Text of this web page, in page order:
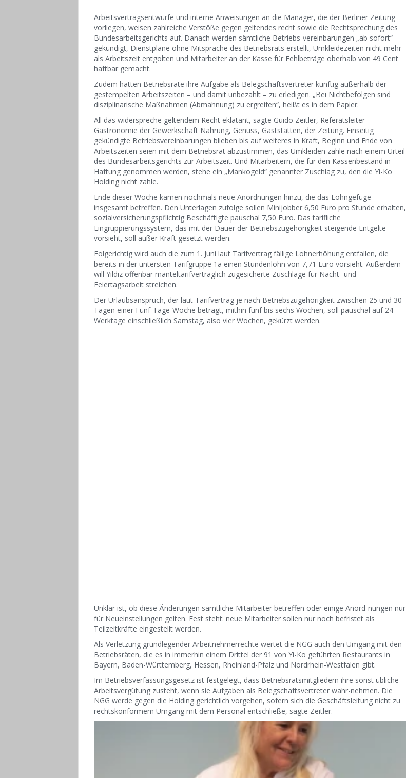
Arbeitsvertragsentwürfe und interne Anweisungen an die Manager, die der Berliner Zeitung
vorliegen, weisen zahlreiche Verstöße gegen geltendes recht sowie die Rechtsprechung des
Bundesarbeitsgerichts auf. Danach werden sämtliche Betriebs-vereinbarungen „ab sofort“
gekündigt, Dienstpläne ohne Mitsprache des Betriebsrats erstellt, Umkleidezeiten nicht mehr
als Arbeitszeit entgolten und Mitarbeiter an der Kasse für Fehlbeträge oberhalb von 49 Cent
haftbar gemacht.
Zudem hätten Betriebsräte ihre Aufgabe als Belegschaftsvertreter künftig außerhalb der
gestempelten Arbeitszeiten – und damit unbezahlt – zu erledigen. „Bei Nichtbefolgen sind
disziplinarische Maßnahmen (Abmahnung) zu ergreifen“, heißt es in dem Papier.
All das widerspreche geltendem Recht eklatant, sagte Guido Zeitler, Referatsleiter
Gastronomie der Gewerkschaft Nahrung, Genuss, Gaststätten, der Zeitung. Einseitig
gekündigte Betriebsvereinbarungen blieben bis auf weiteres in Kraft, Beginn und Ende von
Arbeitszeiten seien mit dem Betriebsrat abzustimmen, das Umkleiden zähle nach einem Urteil
des Bundesarbeitsgerichts zur Arbeitszeit. Und Mitarbeitern, die für den Kassenbestand in
Haftung genommen werden, stehe ein „Mankogeld“ genannter Zuschlag zu, den die Yi-Ko
Holding nicht zahle.
Ende dieser Woche kamen nochmals neue Anordnungen hinzu, die das Lohngefüge
insgesamt betreffen. Den Unterlagen zufolge sollen Minijobber 6,50 Euro pro Stunde erhalten,
sozialversicherungspflichtig Beschäftigte pauschal 7,50 Euro. Das tarifliche
Eingruppierungssystem, das mit der Dauer der Betriebszugehörigkeit steigende Entgelte
vorsieht, soll außer Kraft gesetzt werden.
Folgerichtig wird auch die zum 1. Juni laut Tarifvertrag fällige Lohnerhöhung entfallen, die
bereits in der untersten Tarifgruppe 1a einen Stundenlohn von 7,71 Euro vorsieht. Außerdem
will Yildiz offenbar manteltarifvertraglich zugesicherte Zuschläge für Nacht- und
Feiertagsarbeit streichen.
Der Urlaubsanspruch, der laut Tarifvertrag je nach Betriebszugehörigkeit zwischen 25 und 30
Tagen einer Fünf-Tage-Woche beträgt, mithin fünf bis sechs Wochen, soll pauschal auf 24
Werktage einschließlich Samstag, also vier Wochen, gekürzt werden.
Unklar ist, ob diese Änderungen sämtliche Mitarbeiter betreffen oder einige Anord-nungen nur
für Neueinstellungen gelten. Fest steht: neue Mitarbeiter sollen nur noch befristet als
Teilzeitkräfte eingestellt werden.
Als Verletzung grundlegender Arbeitnehmerrechte wertet die NGG auch den Umgang mit den
Betriebsräten, die es in immerhin einem Drittel der 91 von Yi-Ko geführten Restaurants in
Bayern, Baden-Württemberg, Hessen, Rheinland-Pfalz und Nordrhein-Westfalen gibt.
Im Betriebsverfassungsgesetz ist festgelegt, dass Betriebsratsmitgliedern ihre sonst übliche
Arbeitsvergütung zusteht, wenn sie Aufgaben als Belegschaftsvertreter wahr-nehmen. Die
NGG werde gegen die Holding gerichtlich vorgehen, sofern sich die Geschäftsleitung nicht zu
rechtskonformem Umgang mit dem Personal entschließe, sagte Zeitler.